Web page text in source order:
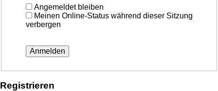
Angemeldet bleiben
Meinen Online-Status während dieser Sitzung
verbergen
Registrieren